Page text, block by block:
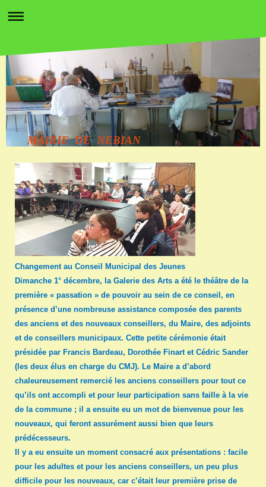
MAIRIE DE NEBIAN
Changement au Conseil Municipal des Jeunes
Dimanche 1° décembre, la Galerie des Arts a été le théâtre de la
première « passation » de pouvoir au sein de ce conseil, en
présence d’une nombreuse assistance composée des parents
des anciens et des nouveaux conseillers, du Maire, des adjoints
et de conseillers municipaux. Cette petite cérémonie était
présidée par Francis Bardeau, Dorothée Finart et Cédric Sander
(les deux élus en charge du CMJ). Le Maire a d’abord
chaleureusement remercié les anciens conseillers pour tout ce
qu’ils ont accompli et pour leur participation sans faille à la vie
de la commune ; il a ensuite eu un mot de bienvenue pour les
nouveaux, qui feront assurément aussi bien que leurs
prédécesseurs.
Il y a eu ensuite un moment consacré aux présentations : facile
pour les adultes et pour les anciens conseillers, un peu plus
difficile pour les nouveaux, car c’était leur première prise de